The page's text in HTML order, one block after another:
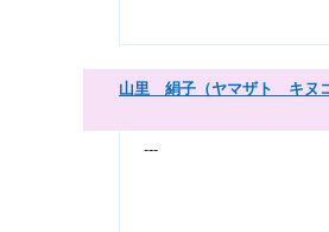
山里 絹子（ヤマザト キヌコ
---